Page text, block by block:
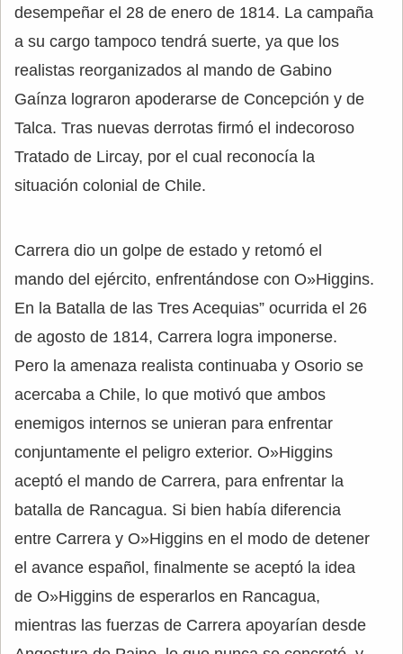
desempeñar el 28 de enero de 1814. La campaña
a su cargo tampoco tendrá suerte, ya que los
realistas reorganizados al mando de Gabino
Gaínza lograron apoderarse de Concepción y de
Talca. Tras nuevas derrotas firmó el indecoroso
Tratado de Lircay, por el cual reconocía la
situación colonial de Chile.
Carrera dio un golpe de estado y retomó el
mando del ejército, enfrentándose con O»Higgins.
En la Batalla de las Tres Acequias” ocurrida el 26
de agosto de 1814, Carrera logra imponerse.
Pero la amenaza realista continuaba y Osorio se
acercaba a Chile, lo que motivó que ambos
enemigos internos se unieran para enfrentar
conjuntamente el peligro exterior. O»Higgins
aceptó el mando de Carrera, para enfrentar la
batalla de Rancagua. Si bien había diferencia
entre Carrera y O»Higgins en el modo de detener
el avance español, finalmente se aceptó la idea
de O»Higgins de esperarlos en Rancagua,
mientras las fuerzas de Carrera apoyarían desde